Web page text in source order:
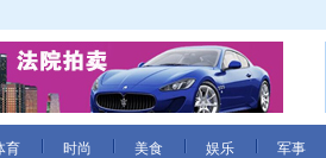
育 时尚 美食 娱乐 军事